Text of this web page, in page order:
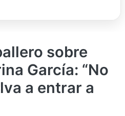
sobre
García: “No
a entrar a